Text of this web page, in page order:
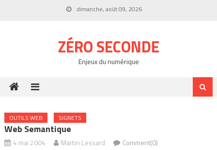
dimanche, août 09, 2026
ZÉRO SECONDE
Enjeux du numérique
OUTILS WEB SIGNETS
Web Semantique
4 mai 2004 Martin Lessard Comment(0)